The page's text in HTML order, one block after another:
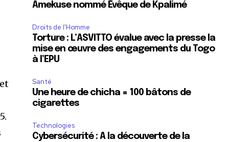
Amekuse nommé Évêque de Kpalimé
Droits de l'Homme
Torture : L’ASVITTO évalue avec la presse la
mise en œuvre des engagements du Togo
à l’EPU
Santé
Une heure de chicha = 100 bâtons de
cigarettes
Technologies
Cybersécurité : A la découverte de la